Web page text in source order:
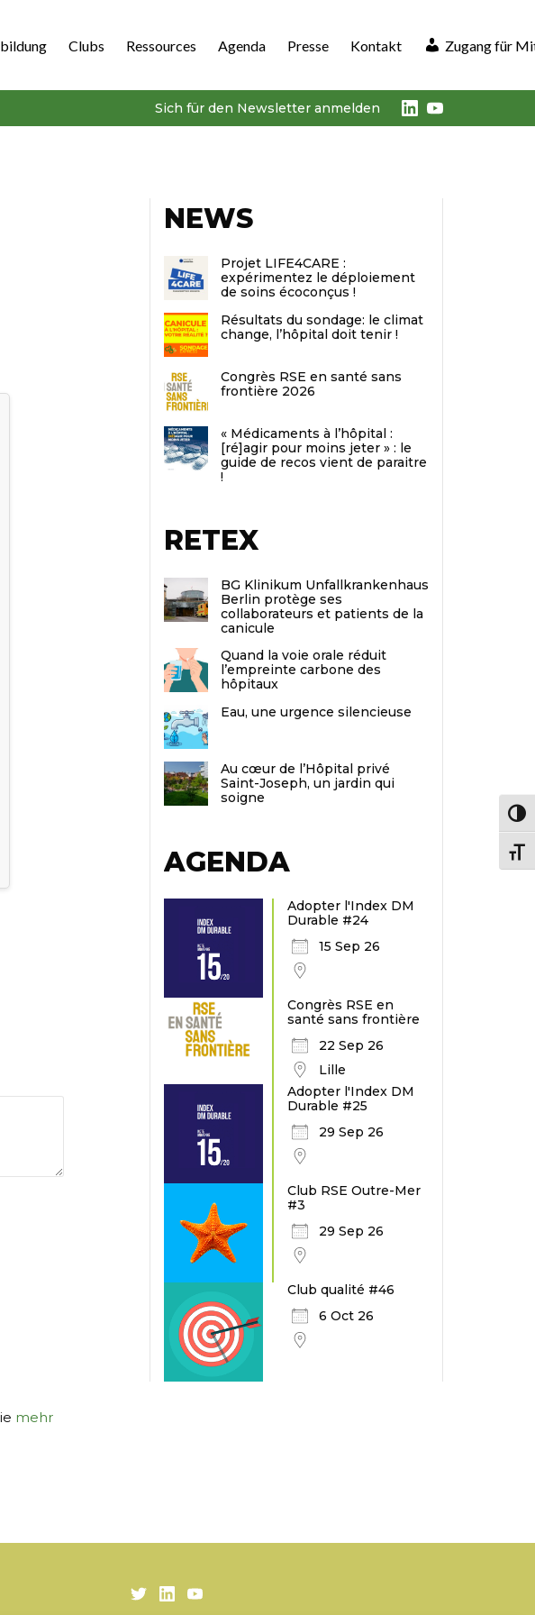
Clubs Ressources Agenda Presse Kontakt Zugang für
Sich für den Newsletter anmelden LinkedIn
Youtube
mehr
NEWS
Projet LIFE4CARE :
expérimentez le déploiement
de soins écoconçus !
Résultats du sondage: le climat
change, l’hôpital doit tenir !
Congrès RSE en santé sans
frontière 2026
« Médicaments à l’hôpital :
[ré]agir pour moins jeter » : le
guide de recos vient de paraitre
!
RETEX
BG Klinikum Unfallkrankenhaus
Berlin protège ses
collaborateurs et patients de la
canicule
Quand la voie orale réduit
l’empreinte carbone des
hôpitaux
Eau, une urgence silencieuse
Au cœur de l’Hôpital privé
Saint-Joseph, un jardin qui
soigne
AGENDA
Adopter l'Index DM
Durable #24
15 Sep 26
Congrès RSE en
santé sans frontière
22 Sep 26
Lille
Adopter l'Index DM
Durable #25
29 Sep 26
Club RSE Outre-Mer
#3
29 Sep 26
Club qualité #46
6 Oct 26
TwitterLinkedIn
Youtube